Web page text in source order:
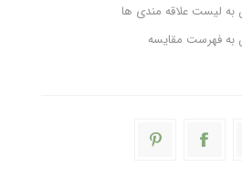
به لیست علاقه مندی ها
به فهرست مقایسه